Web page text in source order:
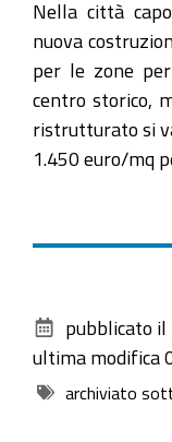
Nella città
nuova
per le zone
centro storico,
ristrutturato si
1.450 euro/mq
documento
pubblicato il
ultima modifica
archiviato